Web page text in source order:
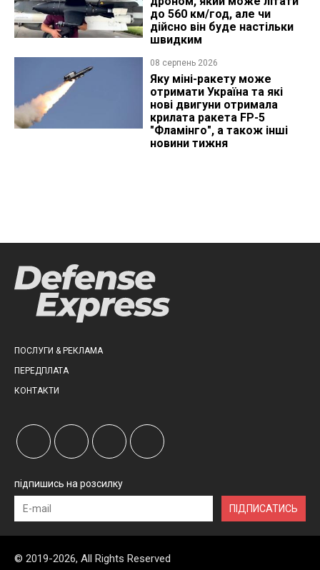
до 560 км/год, але чи
дійсно він буде настільки
швидким
08 серпень 2026
Яку міні-ракету може
отримати Україна та які
нові двигуни отримала
крилата ракета FP-5
"Фламінго", а також інші
новини тижня
ПОСЛУГИ & РЕКЛАМА
ПЕРЕДПЛАТА
КОНТАКТИ
підпишись на розсилку
ПІДПИСАТИСЬ
© 2019-2026, All Rights Reserved